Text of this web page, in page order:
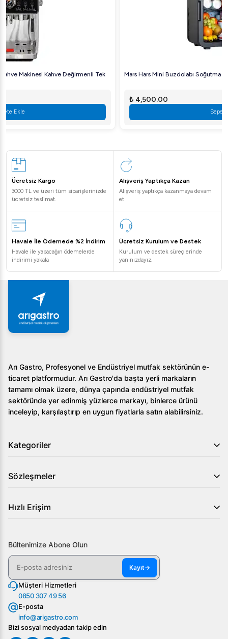
Mars Hars Mini Buzdolabı Soğutma ve Isıtma 12v ve 220v 10Lt
Ücretsiz Kargo
3000 TL ve üzeri tüm siparişlerinizde
ücretsiz teslimat.
Alışveriş Yaptıkça Kazan
Alışveriş yaptıkça kazanmaya devam
et
Havale İle Ödemede %2 İndirim
Havale ile yapacağın ödemelerde
indirimi yakala
Ücretsiz Kurulum ve Destek
Kurulum ve destek süreçlerinde
yanınızdayız.
Arı Gastro, Profesyonel ve Endüstriyel mutfak sektörünün e-
ticaret platformudur. Arı Gastro'da başta yerli markaların
tamamı olmak üzere, dünya çapında endüstriyel mutfak
sektöründe yer edinmiş yüzlerce markayı, binlerce ürünü
inceleyip, karşılaştırıp en uygun fiyatlarla satın alabilirsiniz.
Kategoriler
Sözleşmeler
Hızlı Erişim
Bültenimize Abone Olun
Kayıt→
Müşteri Hizmetleri
0850 307 49 56
E-posta
info@arigastro.com
Bizi sosyal medyadan takip edin